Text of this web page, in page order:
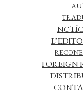
FOREIGN